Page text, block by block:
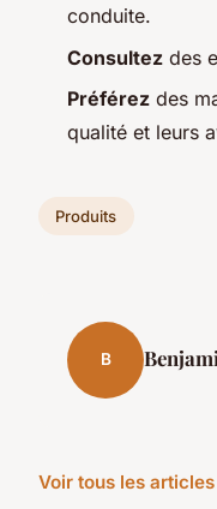
conduite.
Consultez des
Préférez des
qualité et leurs
Produits
B
Voir tous les